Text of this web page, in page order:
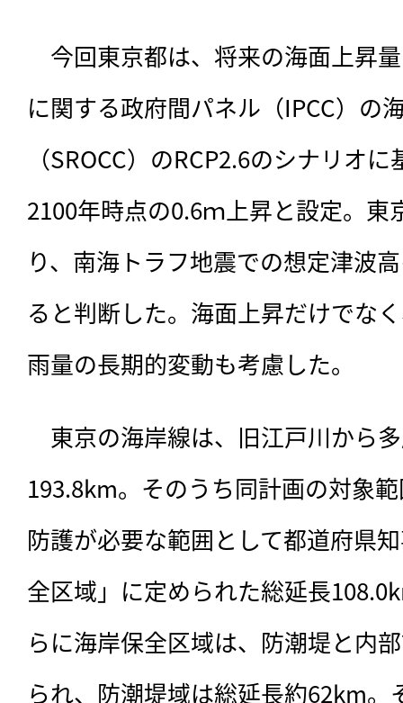
今回東京都は、将来の海面上昇
に関する政府間パネル（IPCC）の
（SROCC）のRCP2.6のシナリオ
2100年時点の0.6ｍ上昇と設定。東
り、南海トラフ地震での想定津波
ると判断した。海面上昇だけでな
雨量の長期的変動も考慮した。
東京の海岸線は、旧江戸川から
193.8km。そのうち同計画の対象
防護が必要な範囲として都道府県
全区域」に定められた総延長
らに海岸保全区域は、防潮堤と内
られ、防潮堤域は総延長約62km。